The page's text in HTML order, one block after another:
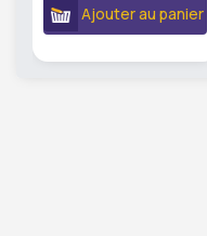
Ajouter au panier